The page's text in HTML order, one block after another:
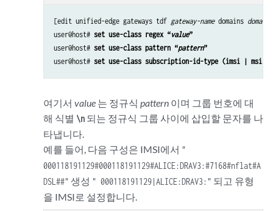
[edit unified-edge gateways tdf gateway-name domains domain-
user@host# set use-class regex “value”
user@host# set use-class pattern “pattern”
user@host# set use-class subscription-id-type (imsi |
여기서 value는 정규식 pattern이며 그룹 번호에 대
해 식별 \n되는 정규식 그룹 사이에 삽입할 문자를 나
타냅니다.
예를 들어, 다음 구성은 IMSI에서 "
000118191129#000118191129#ALICE:DRAV3:#7168#nflat#A
DSL##" 생성 " 000118191129|ALICE:DRAV3:" 되고 유형
을 IMSI로 설정합니다.